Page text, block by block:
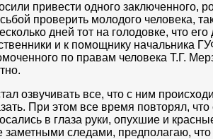
привести одного заключенного,
проверить молодого человека,
дней тот на голодовке, что
и к помощнику начальника
по правам человека Т.Г.
озвучивать все, что с ним
При этом все время повторял,
в глаза руки, опухшие и
заметными следами, предполагаю, что